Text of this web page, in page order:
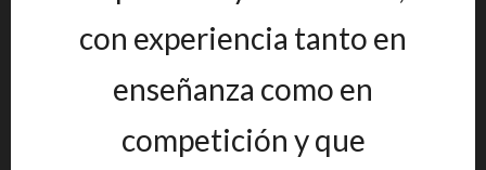
con experiencia tanto en
enseñanza como en
competición y que